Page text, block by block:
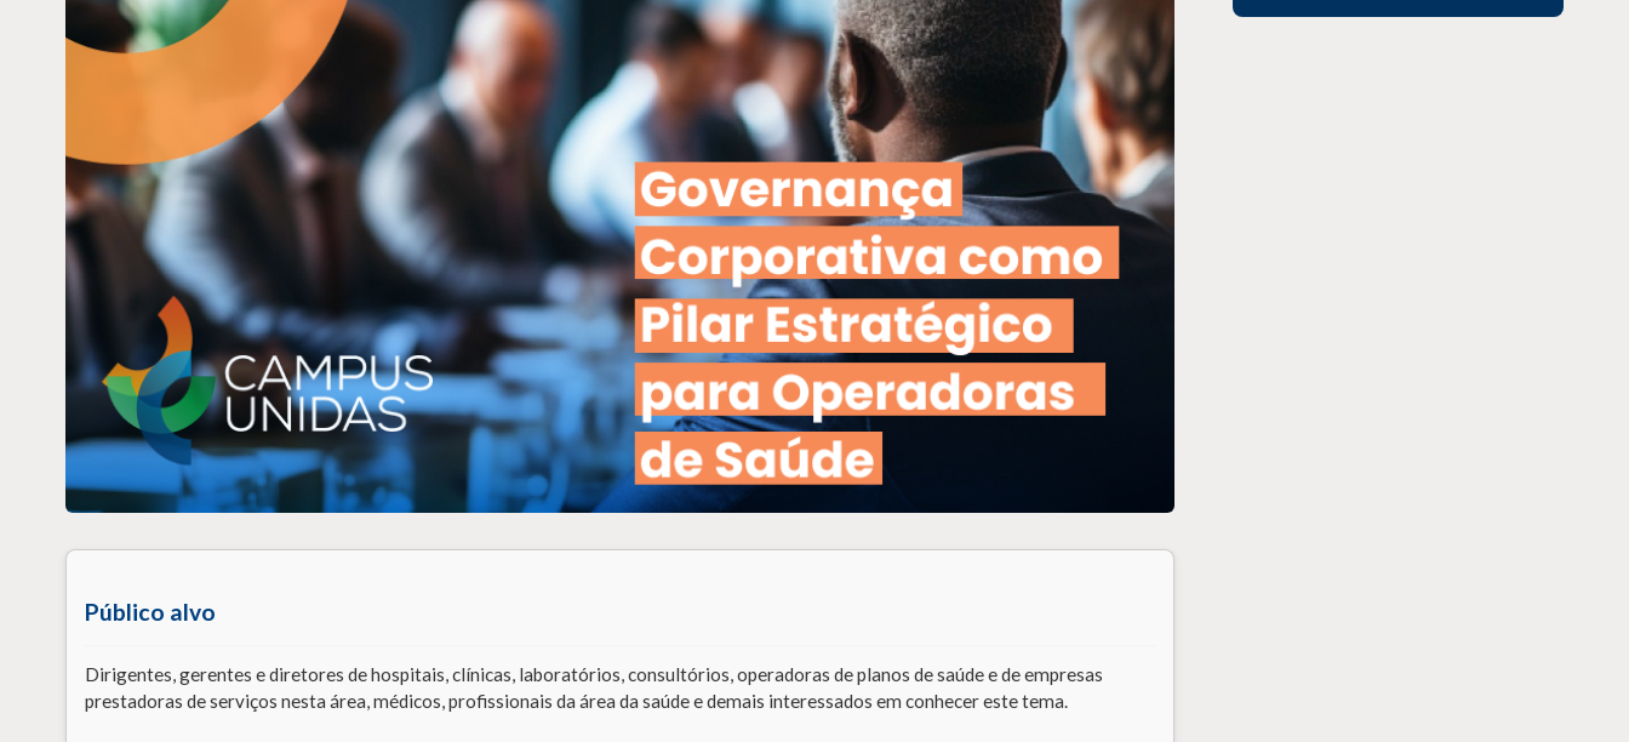
Público alvo
Dirigentes, gerentes e diretores de hospitais, clínicas, laboratórios, consultórios, operadoras de planos de saúde e de empresas
prestadoras de serviços nesta área, médicos, profissionais da área da saúde e demais interessados em conhecer este tema.